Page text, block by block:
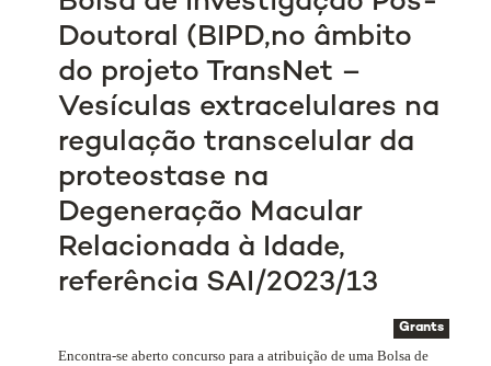
Doutoral (BIPD,no âmbito
do projeto TransNet –
Vesículas extracelulares na
regulação transcelular da
proteostase na
Degeneração Macular
Relacionada à Idade,
referência SAI/2023/13
Grants
Encontra-se aberto concurso para a atribuição de uma Bolsa de